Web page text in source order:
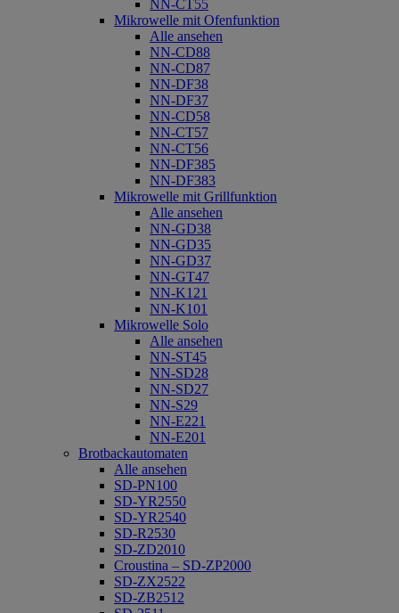
NN-CT55
Mikrowelle mit Ofenfunktion
Alle ansehen
NN-CD88
NN-CD87
NN-DF38
NN-DF37
NN-CD58
NN-CT57
NN-CT56
NN-DF385
NN-DF383
Mikrowelle mit Grillfunktion
Alle ansehen
NN-GD38
NN-GD35
NN-GD37
NN-GT47
NN-K121
NN-K101
Mikrowelle Solo
Alle ansehen
NN-ST45
NN-SD28
NN-SD27
NN-S29
NN-E221
NN-E201
Brotbackautomaten
Alle ansehen
SD-PN100
SD-YR2550
SD-YR2540
SD-R2530
SD-ZD2010
Croustina – SD-ZP2000
SD-ZX2522
SD-ZB2512